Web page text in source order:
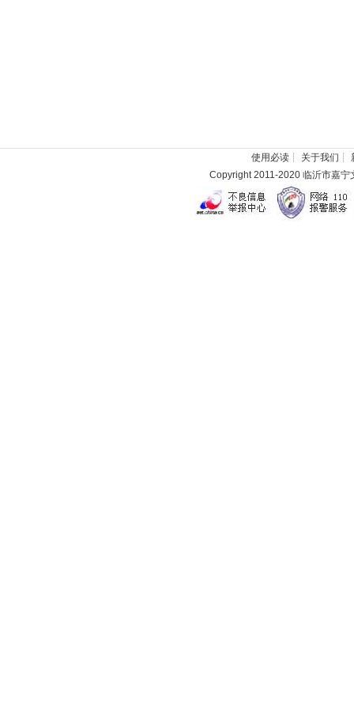
使用必读┊ 关于我们 ┊
Copyright 2011-2020 临沂市嘉